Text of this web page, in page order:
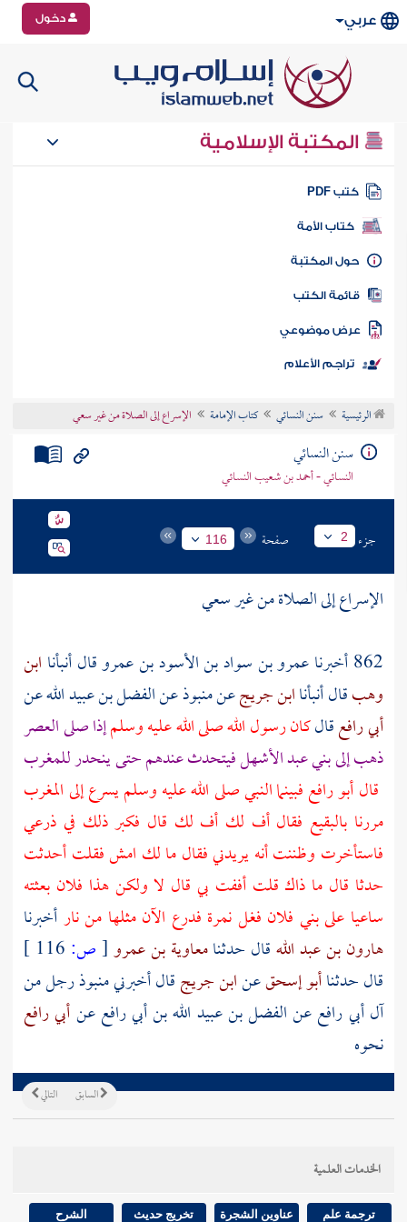
عربي دخول
المكتبة الإسلامية
كتب PDF
كتاب الأمة
المكتبة
الكتب
موضوعي
تراجم الأعلام
الرئيسية سنن النسائي كتاب الإمامة الإسراع إلى الصلاة من غير سعي
سنن النسائي
النسائي - أحمد بن شعيب النسائي
جزء 2 صفحة 116
الإسراع إلى الصلاة من غير سعي
862 أخبرنا
عمرو بن سواد بن الأسود بن عمروقال أنبأنا ابن
وهبقال أنبأناابن جريجعنمنبوذعنالفضل بن عبيد اللهعن
أبي رافعقالكان رسول الله صلى الله عليه وسلمإذا صلى العصر
ذهب إلىبني عبد الأشهلفيتحدث عندهم حتى ينحدر للمغرب
قالأبو رافعفبينما النبي صلى الله عليه وسلم يسرع إلى المغرب
مررنا بالبقيع فقال أف لك أف لك قال فكبر ذلك في ذرعي
فاستأخرت وظننت أنه يريدني فقال ما لك امش فقلت أحدثت
حدثا قال ما ذاك قلت أففت بي قال لا ولكن هذا فلان بعثته
ساعيا على بني فلان فغل نمرة فدرع الآن مثلها من نارأخبرنا
هارون بن عبد اللهقال حدثنامعاوية بن عمرو[ص:
قال حدثناأبو إسحقعنابن جريجقال أخبرنيمنبوذرجل من
آلأبي رافععنالفضل بن عبيد الله بن أبي رافععنأبي رافع
نحوه
التالي السابق
الخدمات العلمية
ترجمة علم عناوين الشجرة تخريج حديث الشرح